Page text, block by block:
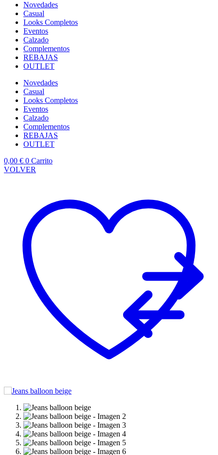
Novedades
Casual
Looks Completos
Eventos
Calzado
Complementos
REBAJAS
OUTLET
Novedades
Casual
Looks Completos
Eventos
Calzado
Complementos
REBAJAS
OUTLET
0,00 € 0 Carrito
VOLVER